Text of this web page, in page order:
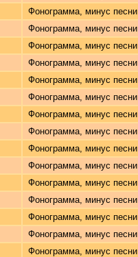
Фонограмма, минус песни
Фонограмма, минус песни
Фонограмма, минус песни
Фонограмма, минус песни
Фонограмма, минус песни
Фонограмма, минус песни
Фонограмма, минус песни
Фонограмма, минус песни
Фонограмма, минус песни
Фонограмма, минус песни
Фонограмма, минус песни
Фонограмма, минус песни
Фонограмма, минус песни
Фонограмма, минус песни
Фонограмма, минус песни